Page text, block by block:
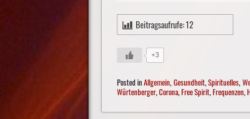
Beitragsaufrufe:12
+3
Posted inAllgemein,Gesundheit,Spirituelles,
Würtenberger,Corona,Free Spirit,Frequenzen,